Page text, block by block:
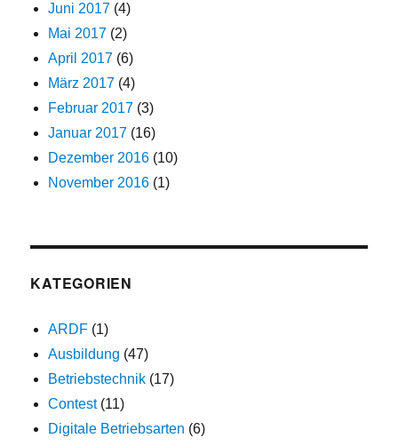
Juni 2017 (4)
Mai 2017 (2)
April 2017 (6)
März 2017 (4)
Februar 2017 (3)
Januar 2017 (16)
Dezember 2016 (10)
November 2016 (1)
KATEGORIEN
ARDF (1)
Ausbildung (47)
Betriebstechnik (17)
Contest(11)
Digitale Betriebsarten (6)